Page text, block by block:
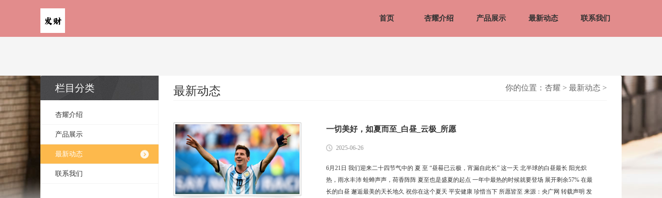
首页 杏耀介绍 产品展示 最新动态 联系我们
栏目分类
杏耀介绍
产品展示
最新动态
联系我们
最新动态 你的位置： 杏耀 > 最新动态 >
一切美好，如夏而至_白昼_云极_所愿
2025-06-26
6月21日 我们迎来二十四节气中的 夏 至 “昼晷已云极，宵漏自此长” 这一天 北半球的白昼最长 阳光炽
热，雨水丰沛 蛙蝉声声，荷香阵阵 夏至也是盛夏的起点 一年中最热的时候就要登场 展开剩余57% 在最
长的白昼 邂逅最美的天长地久 祝你在这个夏天 平安健康 珍惜当下 所愿皆至 来源：央广网 转载声明 发